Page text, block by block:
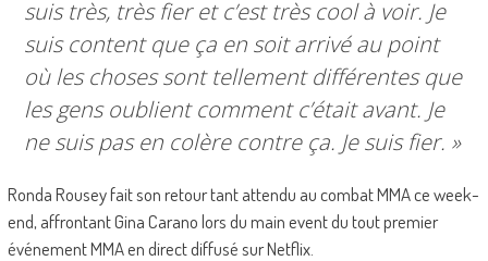
suis très, très fier et c’est très cool à voir. Je
suis content que ça en soit arrivé au point
où les choses sont tellement différentes que
les gens oublient comment c’était avant. Je
ne suis pas en colère contre ça. Je suis fier. »
Ronda Rousey fait son retour tant attendu au combat MMA ce week-
end, affrontant Gina Carano lors du main event du tout premier
événement MMA en direct diffusé sur Netflix.